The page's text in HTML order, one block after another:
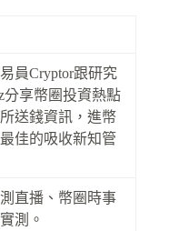
員Cryptor跟研究
分享幣圈投資熱點
送錢資訊，進幣
佳的吸收新知管
直播、幣圈時事
測。